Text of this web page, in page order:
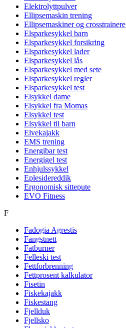
Elektrolyttpulver
Ellipsemaskin trening
Ellipsemaskiner og crosstrainere
Elsparkesykkel barn
Elsparkesykkel forsikring
Elsparkesykkel lader
Elsparkesykkel lås
Elsparkesykkel med sete
Elsparkesykkel regler
Elsparkesykkel test
Elsykkel dame
Elsykkel fra Momas
Elsykkel test
Elsykkel til barn
Elvekajakk
EMS trening
Energibar test
Energigel test
Enhjulssykkel
Eplesidereddik
Ergonomisk sittepute
EVO Fitness
F
Fadogia Agrestis
Fangstnett
Fatburner
Felleski test
Fettforbrenning
Fettprosent kalkulator
Fisetin
Fiskekajakk
Fiskestang
Fjellduk
Fjellsko